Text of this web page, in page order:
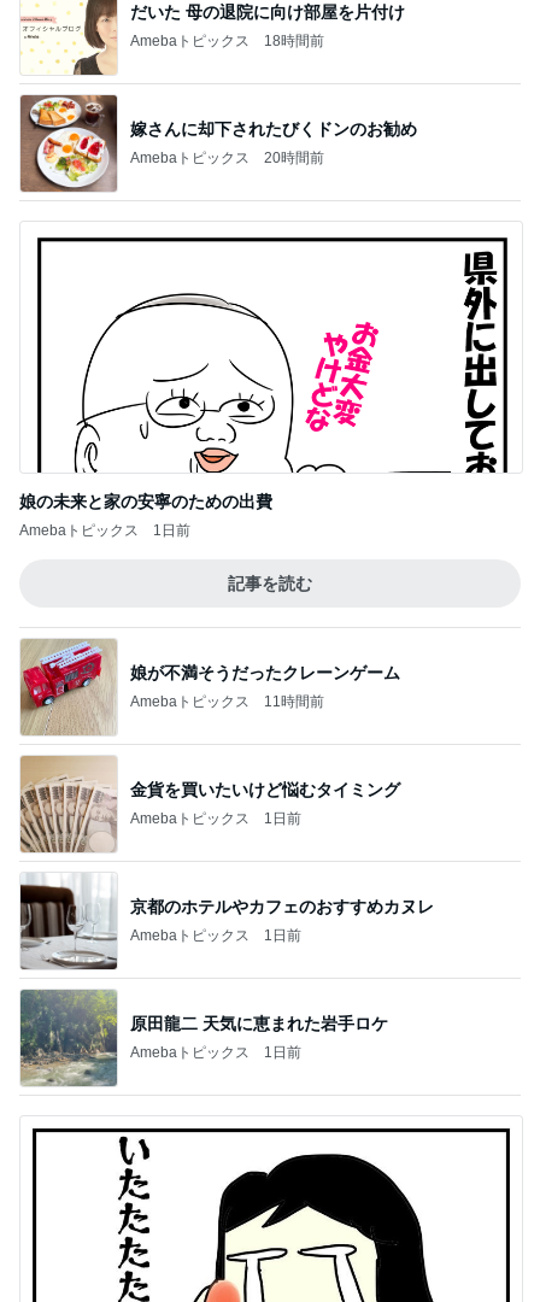
だいた 母の退院に向け部屋を片付け
Amebaトピックス 18時間前
嫁さんに却下されたびくドンのお勧め
Amebaトピックス 20時間前
娘の未来と家の安寧のための出費
Amebaトピックス 1日前
記事を読む
娘が不満そうだったクレーンゲーム
Amebaトピックス 11時間前
金貨を買いたいけど悩むタイミング
Amebaトピックス 1日前
京都のホテルやカフェのおすすめカヌレ
Amebaトピックス 1日前
原田龍二 天気に恵まれた岩手ロケ
Amebaトピックス 1日前